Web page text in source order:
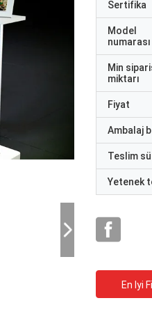
Sertifika
Model
numarası
Min
miktarı
Fiyat
Ambalaj
Teslim
Yetenek
En Iyi